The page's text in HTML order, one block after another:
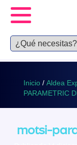
Inicio / Aldea
PARAMETRIC
motsi-